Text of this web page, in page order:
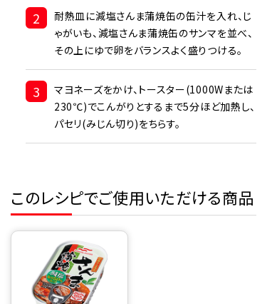
2
耐熱皿に減塩さんま蒲焼缶の缶汁を入れ、じ
ゃがいも、減塩さんま蒲焼缶のサンマを並べ、
その上にゆで卵をバランスよく盛りつける。
3
マヨネーズをかけ、トースター(1000Wまたは
230℃)でこんがりとするまで5分ほど加熱し、
パセリ(みじん切り)をちらす。
このレシピでご使用いただける商品